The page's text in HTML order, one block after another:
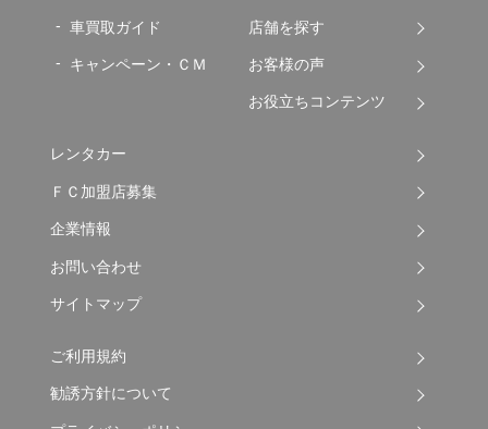
車買取ガイド
キャンペーン・ＣＭ
店舗を探す
お客様の声
お役立ちコンテンツ
レンタカー
ＦＣ加盟店募集
企業情報
お問い合わせ
サイトマップ
ご利用規約
勧誘方針について